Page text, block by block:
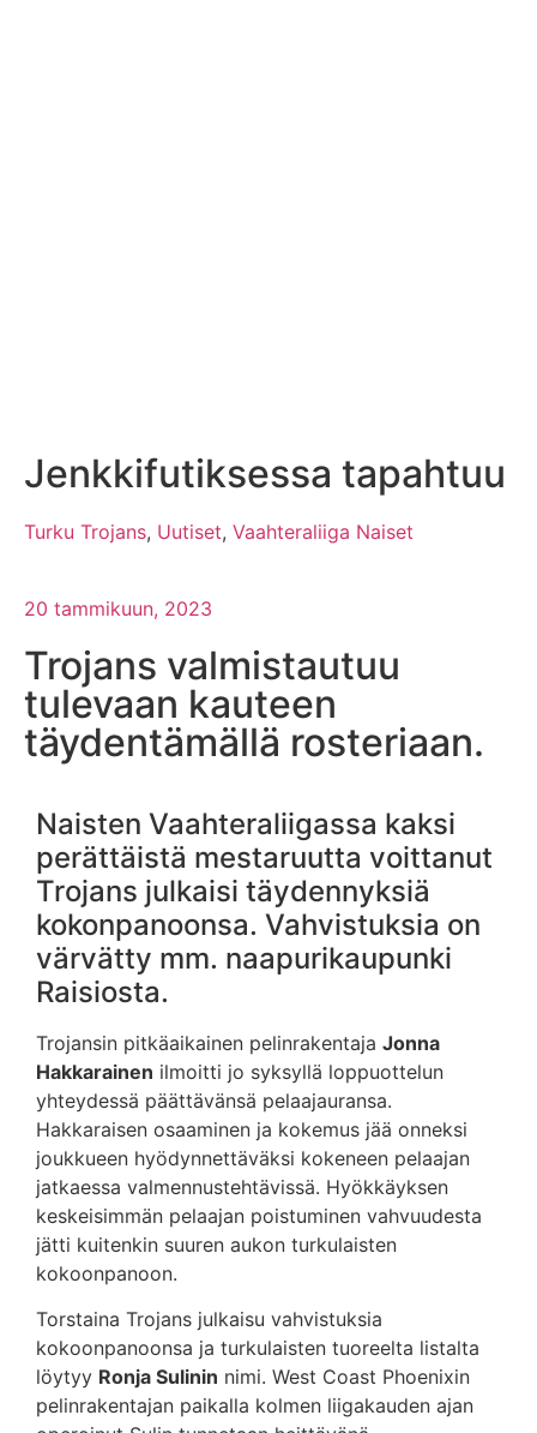
Jenkkifutiksessa tapahtuu
Turku Trojans, Uutiset, Vaahteraliiga Naiset
20 tammikuun, 2023
Trojans valmistautuu
tulevaan kauteen
täydentämällä rosteriaan.
Naisten Vaahteraliigassa kaksi
perättäistä mestaruutta voittanut
Trojans julkaisi täydennyksiä
kokonpanoonsa. Vahvistuksia on
värvätty mm. naapurikaupunki
Raisiosta.
Trojansin pitkäaikainen pelinrakentaja Jonna
Hakkarainen ilmoitti jo syksyllä loppuottelun
yhteydessä päättävänsä pelaajauransa.
Hakkaraisen osaaminen ja kokemus jää onneksi
joukkueen hyödynnettäväksi kokeneen pelaajan
jatkaessa valmennustehtävissä. Hyökkäyksen
keskeisimmän pelaajan poistuminen vahvuudesta
jätti kuitenkin suuren aukon turkulaisten
kokoonpanoon.
Torstaina Trojans julkaisu vahvistuksia
kokoonpanoonsa ja turkulaisten tuoreelta listalta
löytyy Ronja Sulinin nimi. West Coast Phoenixin
pelinrakentajan paikalla kolmen liigakauden ajan